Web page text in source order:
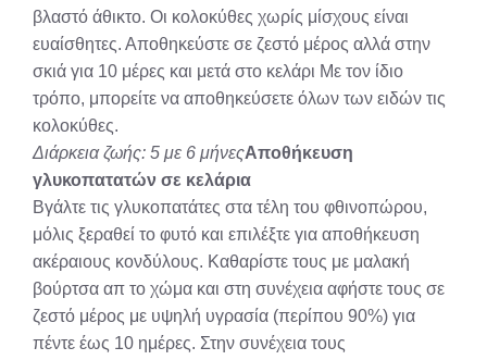
βλαστό άθικτο. Οι κολοκύθες χωρίς μίσχους είναι
ευαίσθητες. Αποθηκεύστε σε ζεστό μέρος αλλά στην
σκιά για 10 μέρες και μετά στο κελάρι Με τον ίδιο
τρόπο, μπορείτε να αποθηκεύσετε όλων των ειδών τις
κολοκύθες.
Διάρκεια ζωής: 5 με 6 μήνεςΑποθήκευση
γλυκοπατατών σε κελάρια
Βγάλτε τις γλυκοπατάτες στα τέλη του φθινοπώρου,
μόλις ξεραθεί το φυτό και επιλέξτε για αποθήκευση
ακέραιους κονδύλους. Καθαρίστε τους με μαλακή
βούρτσα απ το χώμα και στη συνέχεια αφήστε τους σε
ζεστό μέρος με υψηλή υγρασία (περίπου 90%) για
πέντε έως 10 ημέρες. Στην συνέχεια τους